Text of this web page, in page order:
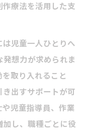
療法を活用した支
児童一人ひとりへ
想力が求められま
取り入れること
出すサポートが可
児童指導員、作業
し、職種ごとに役